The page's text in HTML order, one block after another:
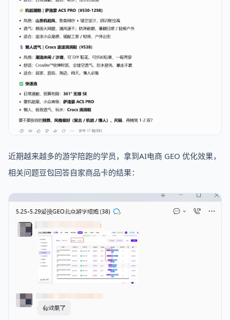
近期越来越多的游学陪跑的学员，拿到AI电商 GEO 优化效果，
相关问题豆包回答自家商品卡的结果：